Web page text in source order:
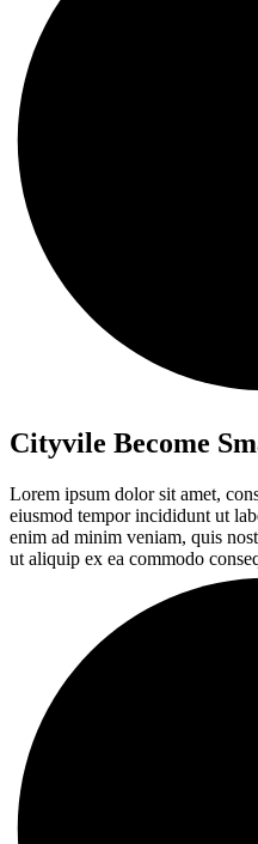
Cityvile Become
Lorem ipsum dolor sit amet,
eiusmod tempor incididunt ut
enim ad minim veniam, quis
ut aliquip ex ea commodo